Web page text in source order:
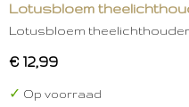
Lotusbloem
Lotusbloem
€ 12,99
✓ Op voorraad